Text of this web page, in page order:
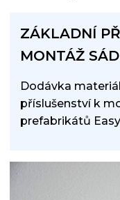
ZÁKLADNÍ
MONTÁŽ
Dodávka
příslušenství k
prefabrikátů